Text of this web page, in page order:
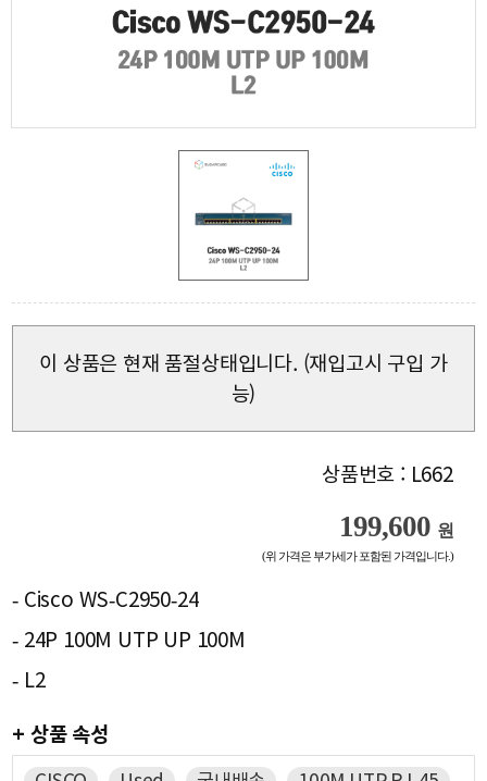
이 상품은 현재 품절상태입니다. (재입고시 구입 가
능)
상품번호 : L662
199,600 원
(위 가격은 부가세가 포함된 가격입니다.)
- Cisco WS-C2950-24
- 24P 100M UTP UP 100M
- L2
+ 상품 속성